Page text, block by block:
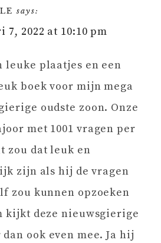
says:
2022 at 10:10 pm
leuke plaatjes en een
boek voor mijn mega
oudste zoon. Onze
met 1001 vragen per
zou dat leuk en
zijn als hij de vragen
zou kunnen opzoeken
kijkt deze nieuwsgierige
ook even mee. Ja hij